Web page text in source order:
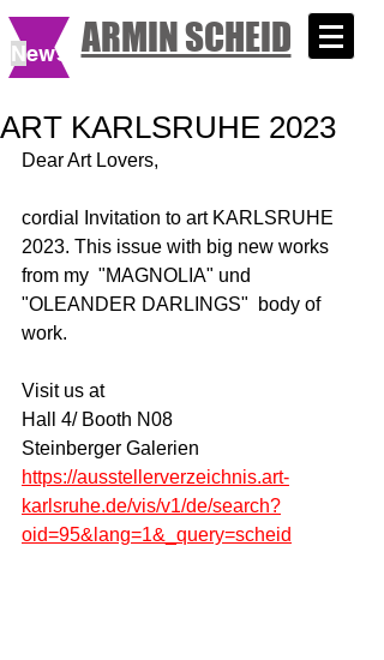
ARMIN SCHEID
News
ART KARLSRUHE 2023
Dear Art Lovers,
cordial Invitation to art KARLSRUHE
2023. This issue with big new works
from my  "MAGNOLIA" und
"OLEANDER DARLINGS"  body of
work.
Visit us at
Hall 4/ Booth N08
Steinberger Galerien
https://ausstellerverzeichnis.art-
karlsruhe.de/vis/v1/de/search?
oid=95&lang=1&_query=scheid